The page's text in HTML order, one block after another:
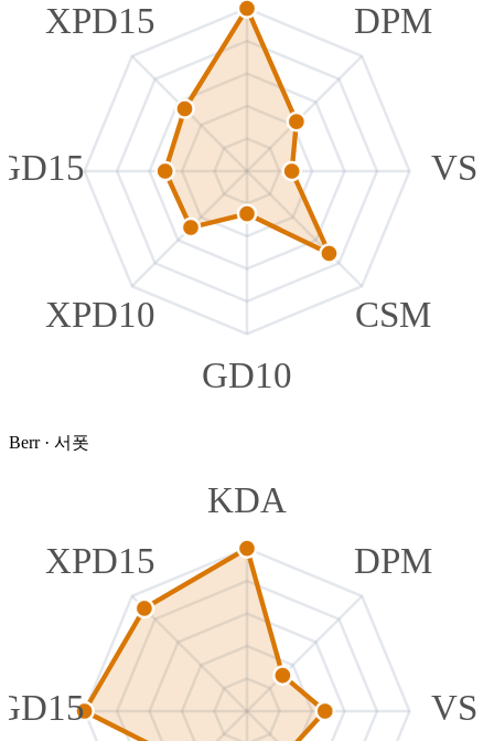
DPM
VS
CSM
GD10
XPD10
XPD15
Berr· 서폿
KDA
DPM
VS
XPD15